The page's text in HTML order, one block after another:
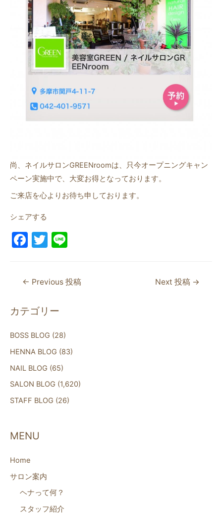
尚、ネイルサロンGREENroomは、只今オープニングキャン
ペーン実施中で、大変お得となっております。
ご来店を心よりお待ち申しております。
シェアする
F
e
b
o
o
k
T
er
← Previous 投稿 Next 投稿 →
カテゴリー
BOSS BLOG (28)
HENNA BLOG (83)
NAIL BLOG (65)
SALON BLOG (1,620)
STAFF BLOG (26)
MENU
Home
サロン案内
ヘナって何？
スタッフ紹介